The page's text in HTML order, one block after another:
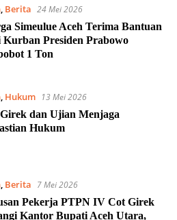
, Berita 24 Mei 2026
Simeulue Aceh Terima Bantuan
Kurban Presiden Prabowo
1 Ton
, Hukum
13 Mei 2026
dan Ujian Menjaga
Hukum
, Berita 7 Mei 2026
Pekerja PTPN IV Cot Girek
Kantor Bupati Aceh Utara,